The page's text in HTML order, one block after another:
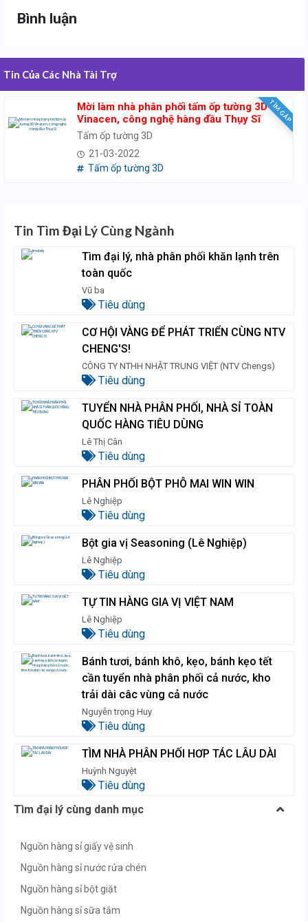
Bình luận
Tin Của Các Nhà Tài Trợ
TÌM GẤP
Mời làm nhà phân phối tấm ốp tường 3D
Vinacen, công nghệ hàng đầu Thụy Sĩ
Tấm ốp tường 3D
21-03-2022
Tấm ốp tường 3D
Tin Tìm Đại Lý Cùng Ngành
Tìm đại lý, nhà phân phối khăn lạnh trên
toàn quốc
Vũ ba
Tiêu dùng
CƠ HỘI VÀNG ĐỂ PHÁT TRIỂN CÙNG NTV
CHENG'S!
CÔNG TY NTHH NHẬT TRUNG VIỆT (NTV Chengs)
Tiêu dùng
TUYỂN NHÀ PHÂN PHỐI, NHÀ SỈ TOÀN
QUỐC HÀNG TIÊU DÙNG
Lê Thị Cân
Tiêu dùng
PHÂN PHỐI BỘT PHÔ MAI WIN WIN
Lê Nghiệp
Tiêu dùng
Bột gia vị Seasoning (Lê Nghiệp)
Lê Nghiệp
Tiêu dùng
TỰ TIN HÀNG GIA VỊ VIỆT NAM
Lê Nghiệp
Tiêu dùng
Bánh tươi, bánh khô, kẹo, bánh kẹo tết
cần tuyển nhà phân phối cả nước, kho
trải dài câc vùng cả nước
Nguyễn trọng Huy
Tiêu dùng
TÌM NHÀ PHÂN PHỐI HƠP TÁC LÂU DÀI
Huỳnh Nguyệt
Tiêu dùng
Tìm đại lý cùng danh mục
Nguồn hàng sỉ giấy vệ sinh
Nguồn hàng sỉ nước rửa chén
Nguồn hàng sỉ bột giặt
Nguồn hàng sỉ sữa tắm